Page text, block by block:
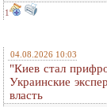
1
04.08.2026 10:03
"Киев стал
Украинские
власть